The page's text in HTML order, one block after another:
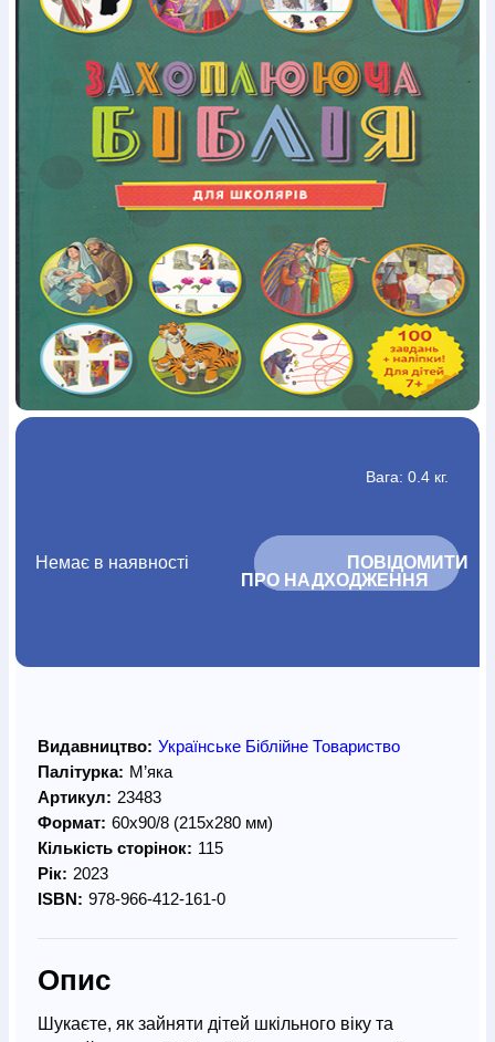
Богослов`яШлюб і сім`яЮдаїзм
Супутні товари
ПеріодикаАудіоРучки кулькові Відео Галантерея
Закладки для книгФутболкиБрелокиСумкиБіжутерія
Щоденники / щотижневики
Вироби з дерева
Вироби з кераміки і глиниВироби з срібла
Картини
Навчальні мапи Шкіряні вироби Магніти
Металеві
Міні-лампиНаклейкиНастільні ігриПакети
подарункові
ПлакатиПластмасові виробиХустки
ЗошитиФотокартиниЧохли на БибліїГоловні убори
КалендаріКанцелярскі товариКомп`ютерні ігри
ЛистівкиСувенирна продукція Годинники
Пазли
Книга в комплекті
За додатковою інформацією дзвоніть за номером:+38
(097) 880-6379
Ми у Facebook
Вага: 0.4 кг.
Немає в наявності
			ПОВІДОМИТИ
ПРО НАДХОДЖЕННЯ
Видавництво: Українське Біблійне Товариство
Палітурка: М’яка
Артикул: 23483
Формат: 60х90/8 (215х280 мм)
Кількість сторінок: 115
Рік: 2023
ISBN: 978-966-412-161-0
Опис
Шукаєте, як зайняти дітей шкільного віку та